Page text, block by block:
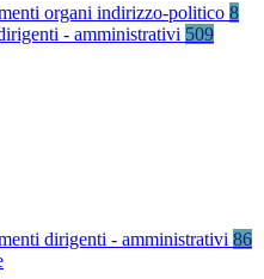
organi indirizzo-politico 8
- amministrativi 509
dirigenti - amministrativi 86